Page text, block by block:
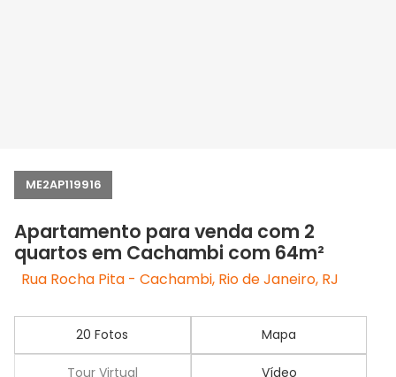
ME2AP119916
Apartamento para venda com 2
quartos em Cachambi com 64m²
Rua Rocha Pita - Cachambi, Rio de Janeiro, RJ
20 Fotos Mapa
Tour Virtual Vídeo